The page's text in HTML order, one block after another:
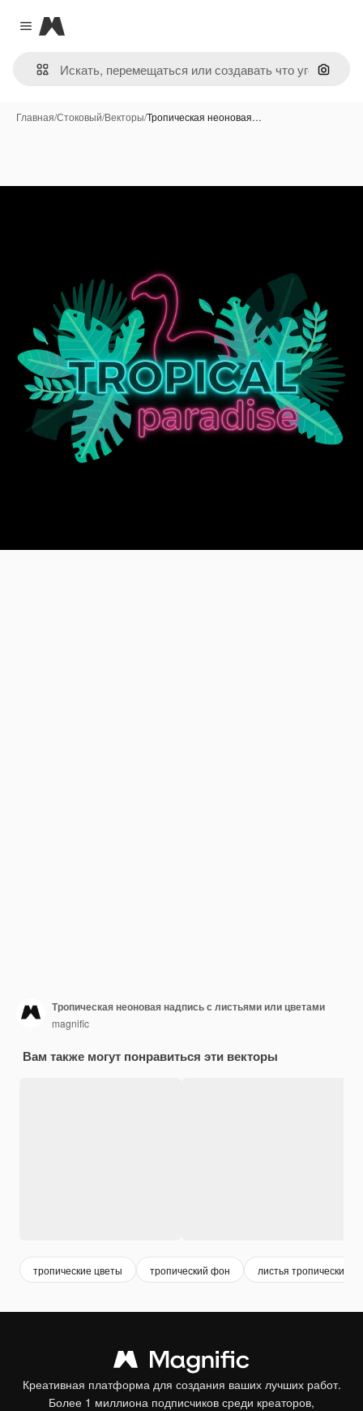
Close menu
Magnific
Поиск
Главная/Стоковый/Векторы/Тропическая неоновая…
Тропическая неоновая надпись с листьями или цветами
magnific
Вам также могут понравиться эти векторы
тропические цветы тропический фон листья тропические
Креативная платформа для создания ваших лучших работ.
Более 1 миллиона подписчиков среди креаторов,